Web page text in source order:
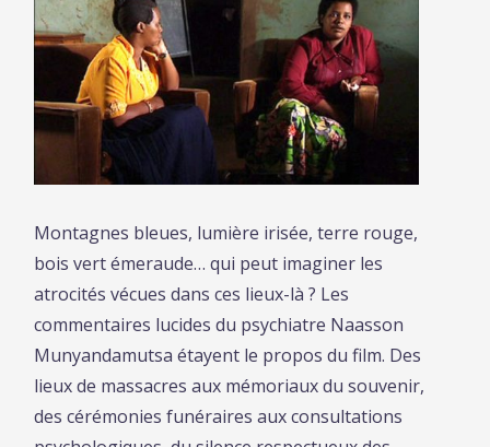
Montagnes bleues, lumière irisée, terre rouge,
bois vert émeraude… qui peut imaginer les
atrocités vécues dans ces lieux-là ? Les
commentaires lucides du psychiatre Naasson
Munyandamutsa étayent le propos du film. Des
lieux de massacres aux mémoriaux du souvenir,
des cérémonies funéraires aux consultations